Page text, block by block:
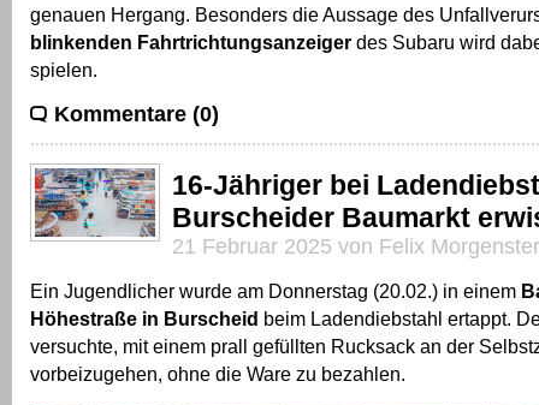
genauen Hergang. Besonders die Aussage des
blinkenden Fahrtrichtungsanzeiger des Subaru wird
spielen.
Kommentare (0)
16-Jähriger bei
Burscheider Baumarkt
21 Februar 2025 von Felix
Ein Jugendlicher wurde am Donnerstag (20.02.) in einem
Höhestraße in Burscheid beim Ladendiebstahl ertappt.
versuchte, mit einem prall gefüllten Rucksack an der
vorbeizugehen, ohne die Ware zu bezahlen.